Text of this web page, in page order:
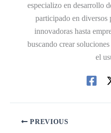
especializo en desarrollo
participado en diversos
innovadoras hasta
buscando crear
el
PREVIOUS